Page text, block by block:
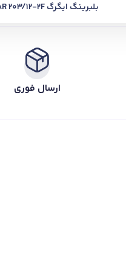
بلبرینگ ایگرگ SKF YAR 203/12-2F
ارسال فوری